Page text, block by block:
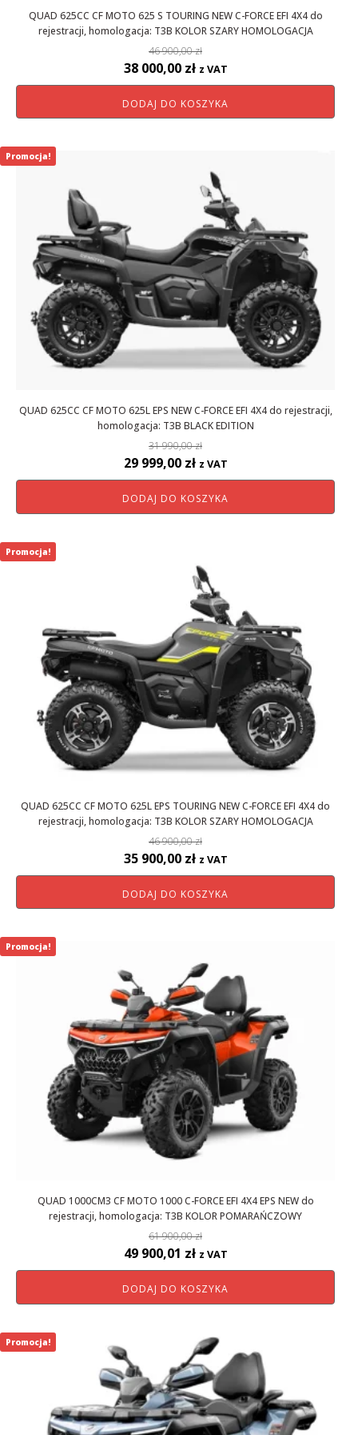
QUAD 625CC CF MOTO 625 S TOURING NEW C-FORCE EFI 4X4 do
rejestracji, homologacja: T3B KOLOR SZARY HOMOLOGACJA
46 900,00zł
Pierwotna
cena
wynosiła:
38 000,00 złAktualna
cena
wynosi:
z VAT
DODAJ DO KOSZYKA
QUAD 625CC CF MOTO 625L EPS NEW C-FORCE EFI 4X4 do rejestracji,
homologacja: T3B BLACK EDITION
31 990,00zł
Pierwotna
cena
wynosiła:
29 999,00 złAktualna
cena
wynosi:
z VAT
DODAJ DO KOSZYKA
Promocja!
QUAD 625CC CF MOTO 625L EPS TOURING NEW C-FORCE EFI 4X4 do
rejestracji, homologacja: T3B KOLOR SZARY HOMOLOGACJA
46 900,00zł
Pierwotna
cena
wynosiła:
35 900,00 złAktualna
cena
wynosi:
z VAT
DODAJ DO KOSZYKA
Promocja!
QUAD 1000CM3 CF MOTO 1000 C-FORCE EFI 4X4 EPS NEW do
rejestracji, homologacja: T3B KOLOR POMARAŃCZOWY
61 900,00zł
Pierwotna
cena
wynosiła:
49 900,01 złAktualna
cena
wynosi:
900,01 zł.
z VAT
DODAJ DO KOSZYKA
Promocja!
Promocja!